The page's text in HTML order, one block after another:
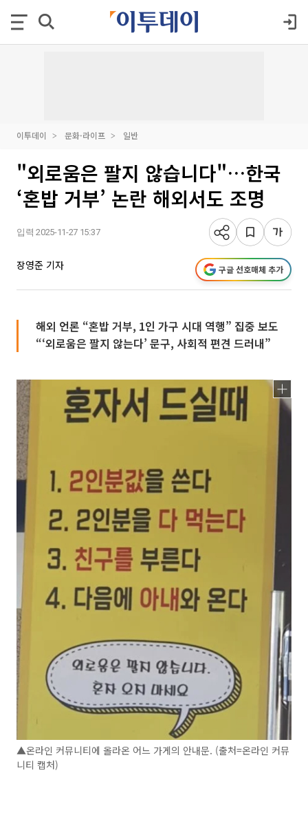
이투데이 문화·라이프 일반
"외로움은 팔지 않습니다"…한국
‘혼밥 거부’ 논란 해외서도 조명
입력 2025-11-27 15:37
장영준 기자 구글 선호매체 추가
해외 언론 “혼밥 거부, 1인 가구 시대 역행” 집중 보도
“‘외로움은 팔지 않는다’ 문구, 사회적 편견 드러내”
▲온라인 커뮤니티에 올라온 어느 가게의 안내문. (출처=온라인 커뮤
니티 캡처)